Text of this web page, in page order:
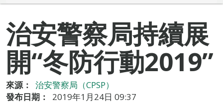
治安警察局持續展
開“冬防行動2019”
來源：
治安警察局（CPSP）
發布日期：
2019年1月24日 09:37